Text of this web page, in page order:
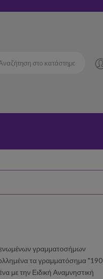
ενωμένων γραμματοσήμων
τα γραμματόσημα "190
με την Ειδική Αναμνηστική